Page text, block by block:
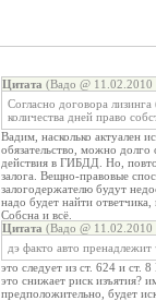
Цитата (Вадо @ 11.02.2010
Согласно договора
количества дней право
Вадим, насколько актуален
обязательство, можно
действия в ГИБДД. Но,
залога. Вещно-правовые
залогодержателю будут
надо будет найти
Собсна и всё.
Цитата (Вадо @ 11.02.2010
дэ факто авто пренадлежит
это следует из ст. 624 и ст.
это снижает риск изъятия?
предположительно, будет